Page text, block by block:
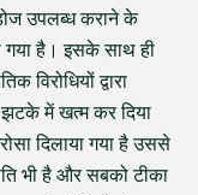
उपलब्ध कराने के
गया है। इसके साथ ही
विरोधियों द्वारा
में खत्म कर दिया
दिलाया गया है उससे
भी है और सबको टीका